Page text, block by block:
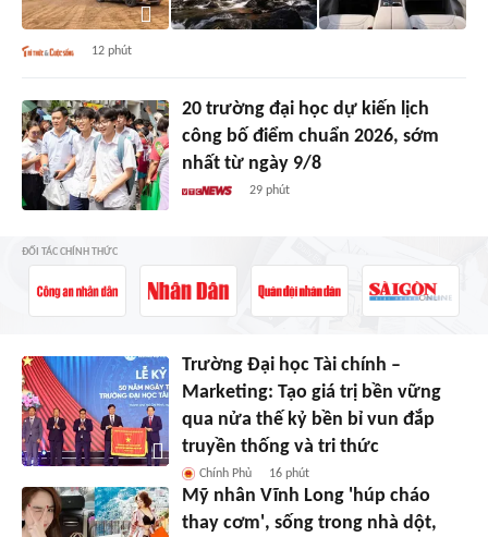
12 phút
20 trường đại học dự kiến lịch
công bố điểm chuẩn 2026, sớm
nhất từ ngày 9/8
29 phút
ĐỐI TÁC CHÍNH THỨC
Trường Đại học Tài chính –
Marketing: Tạo giá trị bền vững
qua nửa thế kỷ bền bỉ vun đắp
truyền thống và tri thức
Chính Phủ 16 phút
Mỹ nhân Vĩnh Long 'húp cháo
thay cơm', sống trong nhà dột,